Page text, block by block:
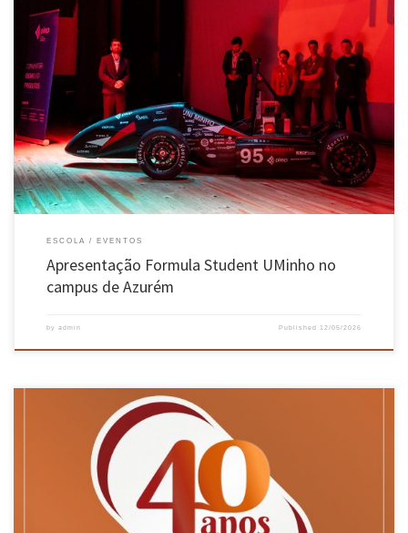
Os estudantes da EEUM apresentaram no passado dia 11 de maio, o seu primeiro veículo de
Formula Student. O monolugar elétrico de 270kg foi construído ao longo do ano letivo e
envolve 60 entidades parceiras. A sessão de lançamento do protótipo decorreu no auditório
nobre do campus de Azurém, em […]
ESCOLA EVENTOS
Apresentação Formula Student UMinho no
campus de Azurém
by admin Published 12/05/2026
Curso pioneiro no país soma 2000 diplomados que afirmam o país na área e, até outubro,
prevê-se 15 atividades para a sociedade, como palestras, caminhadas, tertúlias, exposição,
plantações e cápsula do tempo A Universidade do Minho está a assinalar os 40 anos da
licenciatura em Engenharia Biológica, pioneira em Portugal, […]